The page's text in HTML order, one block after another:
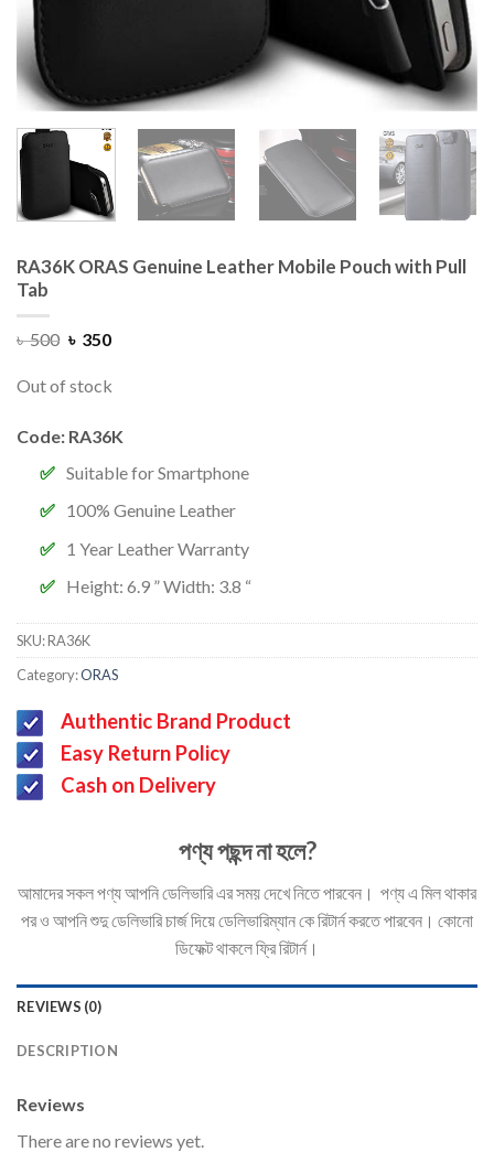
RA36K ORAS Genuine Leather Mobile Pouch with Pull
Tab
৳500 ৳ 350
Out of stock
Code: RA36K
Suitable for Smartphone
100% Genuine Leather
1 Year Leather Warranty
Height: 6.9 ” Width: 3.8 “
SKU:RA36K
Category:ORAS
Authentic Brand Product
Easy Return Policy
Cash on Delivery
পণ্য পছন্দ না হলে?
আমাদের সকল পণ্য আপনি ডেলিভারি এর সময় দেখে নিতে পারবেন। পণ্য এ মিল থাকার
পর ও আপনি শুদু ডেলিভারি চার্জ দিয়ে ডেলিভারিম্যান কে রিটার্ন করতে পারবেন। কোনো
ডিফেক্ট থাকলে ফ্রি রিটার্ন।
REVIEWS (0)
DESCRIPTION
Reviews
There are no reviews yet.